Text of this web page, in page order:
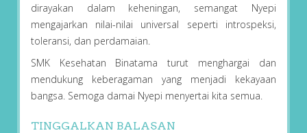
dirayakan dalam keheningan, semangat Nyepi
mengajarkan nilai-nilai universal seperti introspeksi,
toleransi, dan perdamaian.
SMK Kesehatan Binatama turut menghargai dan
mendukung keberagaman yang menjadi kekayaan
bangsa. Semoga damai Nyepi menyertai kita semua.
TINGGALKAN BALASAN